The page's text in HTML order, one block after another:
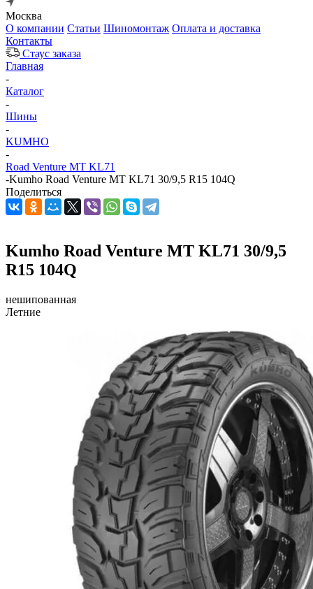
Москва
О компании Статьи Шиномонтаж Оплата и доставка
Контакты
Стаус заказа
Главная
-
Каталог
-
Шины
-
KUMHO
-
Road Venture MT KL71
-Kumho Road Venture MT KL71 30/9,5 R15 104Q
Поделиться
Kumho Road Venture MT KL71 30/9,5
R15 104Q
нешипованная
Летние